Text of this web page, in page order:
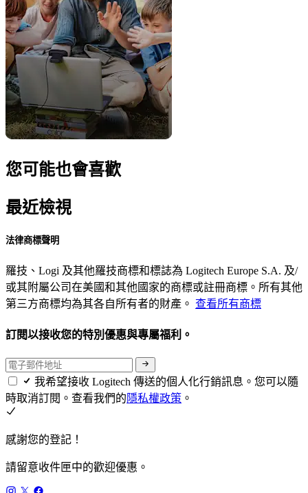
您可能也會喜歡
最近檢視
法律商標聲明
羅技、Logi 及其他羅技商標和標誌為 Logitech Europe S.A. 及/
或其附屬公司在美國和其他國家的商標或註冊商標。所有其他
第三方商標均為其各自所有者的財產。 查看所有商標
訂閱以接收您的特別優惠與專屬福利。
我希望接收 Logitech 傳送的個人化行銷訊息。您可以隨
時取消訂閱。查看我們的隱私權政策 。
感謝您的登記！
請留意收件匣中的歡迎優惠。